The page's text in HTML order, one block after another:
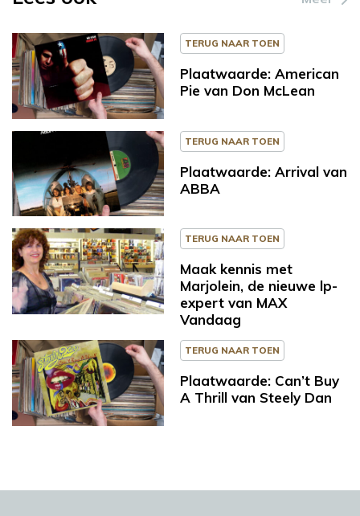
TERUG NAAR TOEN
Plaatwaarde: American
Pie van Don McLean
TERUG NAAR TOEN
Plaatwaarde: Arrival van
ABBA
TERUG NAAR TOEN
Maak kennis met
Marjolein, de nieuwe lp-
expert van MAX
Vandaag
TERUG NAAR TOEN
Plaatwaarde: Can’t Buy
A Thrill van Steely Dan